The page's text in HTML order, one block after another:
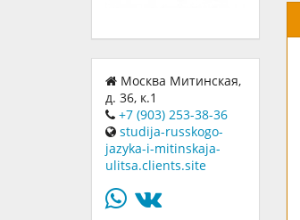
Москва Митинская,
д. 36, к.1
+7 (903) 253-38-36
studija-russkogo-
jazyka-i-mitinskaja-
ulitsa.clients.site